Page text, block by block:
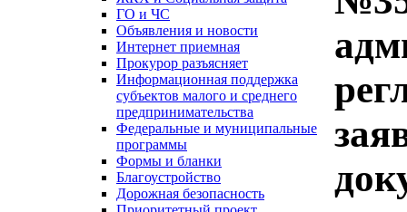
ГО и ЧС
Объявления и новости
Интернет приемная
Прокурор разъясняет
Информационная поддержка
субъектов малого и среднего
предпринимательства
Федеральные и муниципальные
программы
Формы и бланки
Благоустройство
Дорожная безопасность